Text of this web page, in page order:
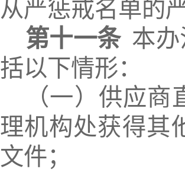
从严惩戒名单的
第十一条 本
括以下情形：
（一） 供应商
理机构处获得其
文件；